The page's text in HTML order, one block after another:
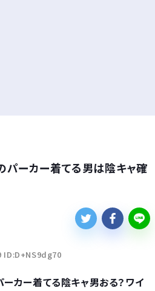
パーカー着てる男は陰キャ確
ID:D+NS9dg70
カー着てる陰キャ男おる？ワイ